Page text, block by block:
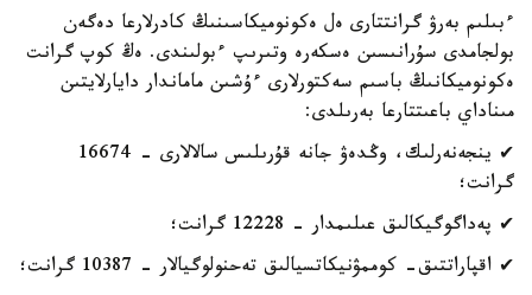
ءبىلىم بەرۋ گرانتتارى ەل ەكونوميكاسىنىڭ كادرلارعا دەگەن
بولجامدى سۇرانىسىن ەسكەرە وتىرىپ ءبولىندى. ەڭ كوپ گرانت
ەكونوميكانىڭ باسىم سەكتورلارى ءۇشىن ماماندار دايارلايتىن
مىناداي باعىتتارعا بەرىلدى:
✔ ينجەنەرلىك، وڭدەۋ جانە قۇرىلىس سالالارى - 16674
گرانت؛
✔ پەداگوگيكالىق عىلىمدار - 12228 گرانت؛
✔ اقپاراتتىق- كوممۋنيكاتسيالىق تەحنولوگيالار - 10387 گرانت؛